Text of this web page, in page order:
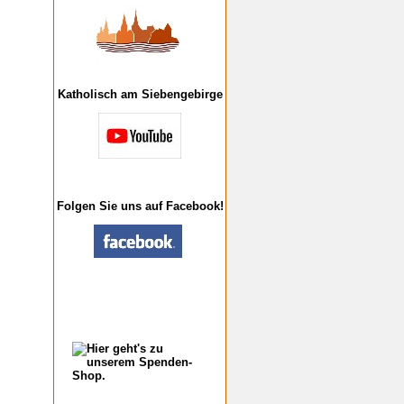
Katholisch am Siebengebirge
Folgen Sie uns auf Facebook!